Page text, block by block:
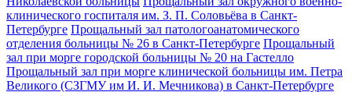
клинического госпиталя им. З. П. Соловьёва в Санкт-
Петербурге Прощальный зал патологоанатомического
отделения больницы № 26 в Санкт-Петербурге Прощальный
зал при морге городской больницы № 20 на Гастелло
Прощальный зал при морге клинической больницы им. Петра
Великого (СЗГМУ им И. И. Мечникова) в Санкт-Петербурге